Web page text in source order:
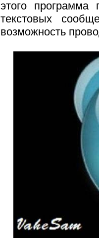
этого программа
текстовых
возможность